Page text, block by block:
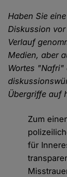
Haben Sie
Diskussion
Verlauf
Medien, aber
Wortes "Nafri"
Übergriffe auf
Zum
für